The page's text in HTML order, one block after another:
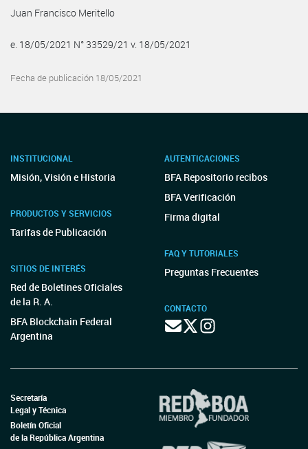
Juan Francisco Meritello
e. 18/05/2021 N° 33529/21 v. 18/05/2021
Fecha de publicación 18/05/2021
INSTITUCIONAL
Misión, Visión e Historia
PRODUCTOS Y SERVICIOS
Tarifas de Publicación
SITIOS DE INTERÉS
Red de Boletines Oficiales
de la R. A.
BFA Blockchain Federal
Argentina
AUTENTICACIONES
BFA Repositorio recibos
BFA Verificación
Firma digital
FAQ Y TUTORIALES
Preguntas Frecuentes
CONTACTO
Secretaría
Legal y Técnica
Boletín Oficial
de la República Argentina